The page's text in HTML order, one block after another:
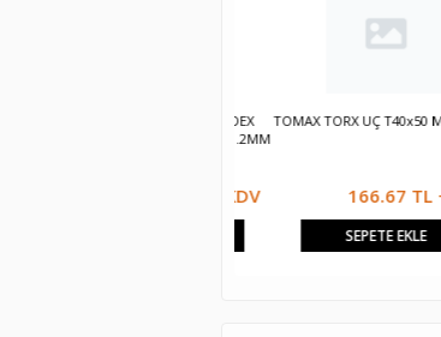
TOMAX TORX UÇ T40x50 MM
166.67 TL +
SEPETE EKLE